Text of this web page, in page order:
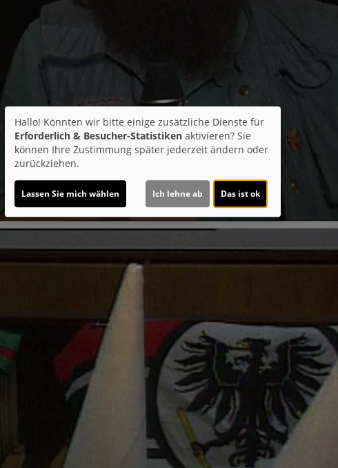
Hallo! Könnten wir bitte einige zusätzliche Dienste für
Erforderlich & Besucher-Statistiken aktivieren? Sie
können Ihre Zustimmung später jederzeit ändern oder
zurückziehen.
Lassen Sie mich wählen Ich lehne ab Das ist ok